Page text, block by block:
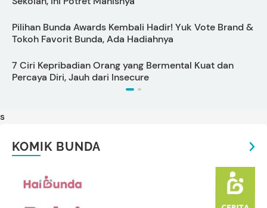
Pilihan Bunda Awards Kembali Hadir! Yuk Vote Brand &
Tokoh Favorit Bunda, Ada Hadiahnya
7 Ciri Kepribadian Orang yang Bermental Kuat dan
Percaya Diri, Jauh dari Insecure
s
KOMIK BUNDA